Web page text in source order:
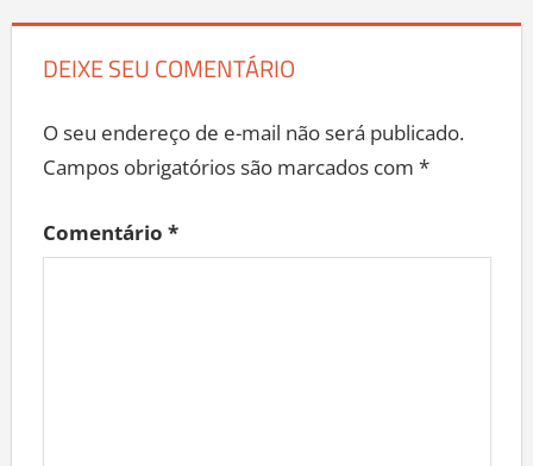
DEIXE SEU COMENTÁRIO
O seu endereço de e-mail não será publicado.
Campos obrigatórios são marcados com *
Comentário *